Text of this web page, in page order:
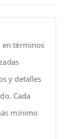
en términos
y detalles
Cada
mínimo